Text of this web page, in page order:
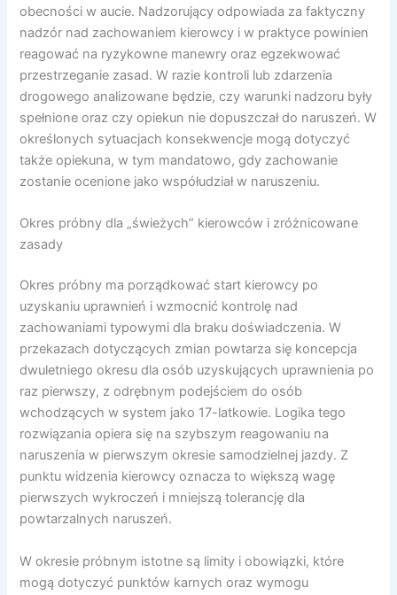
obecności w aucie. Nadzorujący odpowiada za faktyczny
nadzór nad zachowaniem kierowcy i w praktyce powinien
reagować na ryzykowne manewry oraz egzekwować
przestrzeganie zasad. W razie kontroli lub zdarzenia
drogowego analizowane będzie, czy warunki nadzoru były
spełnione oraz czy opiekun nie dopuszczał do naruszeń. W
określonych sytuacjach konsekwencje mogą dotyczyć
także opiekuna, w tym mandatowo, gdy zachowanie
zostanie ocenione jako współudział w naruszeniu.
Okres próbny dla „świeżych” kierowców i zróżnicowane
zasady
Okres próbny ma porządkować start kierowcy po
uzyskaniu uprawnień i wzmocnić kontrolę nad
zachowaniami typowymi dla braku doświadczenia. W
przekazach dotyczących zmian powtarza się koncepcja
dwuletniego okresu dla osób uzyskujących uprawnienia po
raz pierwszy, z odrębnym podejściem do osób
wchodzących w system jako 17-latkowie. Logika tego
rozwiązania opiera się na szybszym reagowaniu na
naruszenia w pierwszym okresie samodzielnej jazdy. Z
punktu widzenia kierowcy oznacza to większą wagę
pierwszych wykroczeń i mniejszą tolerancję dla
powtarzalnych naruszeń.
W okresie próbnym istotne są limity i obowiązki, które
mogą dotyczyć punktów karnych oraz wymogu